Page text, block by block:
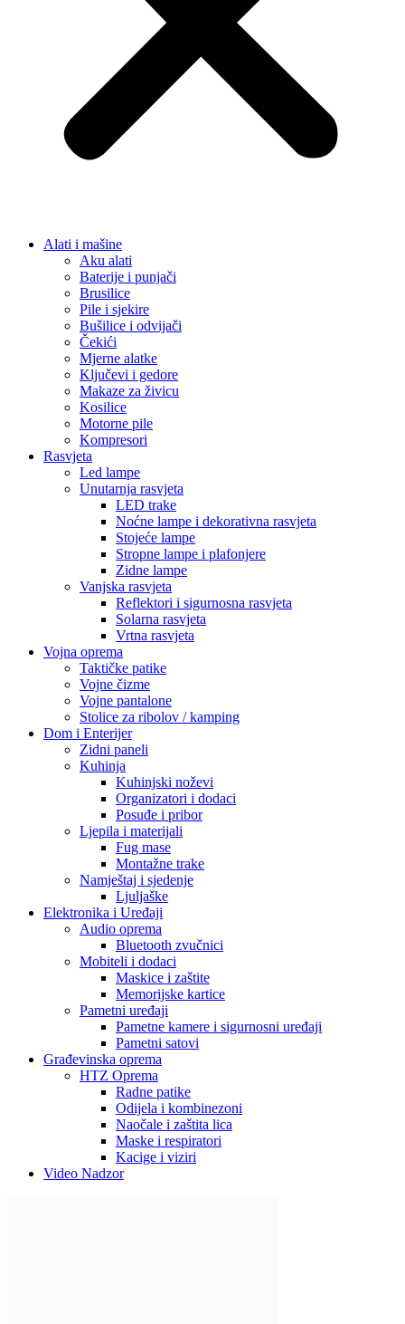
Alati i mašine
Aku alati
Baterije i punjači
Brusilice
Pile i sjekire
Bušilice i odvijači
Čekići
Mjerne alatke
Ključevi i gedore
Makaze za živicu
Kosilice
Motorne pile
Kompresori
Rasvjeta
Led lampe
Unutarnja rasvjeta
LED trake
Noćne lampe i dekorativna rasvjeta
Stojeće lampe
Stropne lampe i plafonjere
Zidne lampe
Vanjska rasvjeta
Reflektori i sigurnosna rasvjeta
Solarna rasvjeta
Vrtna rasvjeta
Vojna oprema
Taktičke patike
Vojne čizme
Vojne pantalone
Stolice za ribolov / kamping
Dom i Enterijer
Zidni paneli
Kuhinja
Kuhinjski noževi
Organizatori i dodaci
Posuđe i pribor
Ljepila i materijali
Fug mase
Montažne trake
Namještaj i sjedenje
Ljuljaške
Elektronika i Uređaji
Audio oprema
Bluetooth zvučnici
Mobiteli i dodaci
Maskice i zaštite
Memorijske kartice
Pametni uređaji
Pametne kamere i sigurnosni uređaji
Pametni satovi
Građevinska oprema
HTZ Oprema
Radne patike
Odijela i kombinezoni
Naočale i zaštita lica
Maske i respiratori
Kacige i viziri
Video Nadzor